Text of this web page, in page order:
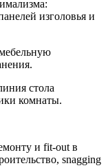
изголовья и
стола
комнаты.
и fit-out в
snagging